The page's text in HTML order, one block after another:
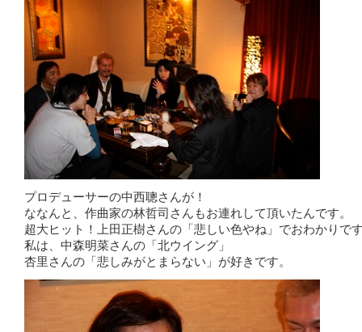
プロデューサーの中西聰さんが！
ななんと、作曲家の林哲司さんもお連れして頂いたんです。
超大ヒット！上田正樹さんの「悲しい色やね」でおわかりで
私は、中森明菜さんの「北ウイング」
杏里さんの「悲しみがとまらない」が好きです。